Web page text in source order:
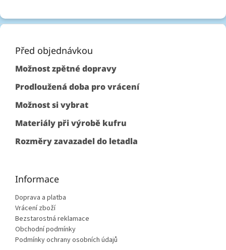
v
u
Z
Před objednávkou
Možnost zpětné dopravy
Prodloužená doba pro vrácení
Možnost si vybrat
Materiály při výrobě kufru
Rozměry zavazadel do letadla
Informace
Doprava a platba
Vrácení zboží
Bezstarostná reklamace
Obchodní podmínky
Podmínky ochrany osobních údajů